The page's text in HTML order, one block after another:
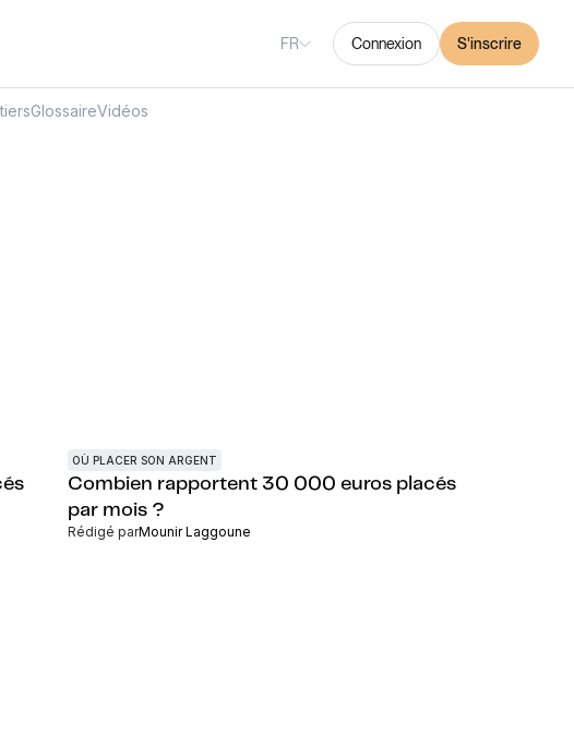
FR Connexion S'inscrire
GlossaireVidéos
OÙ PLACER SON ARGENT
Combien rapportent 30 000 euros placés
par mois ?
Rédigé parMounir Laggoune